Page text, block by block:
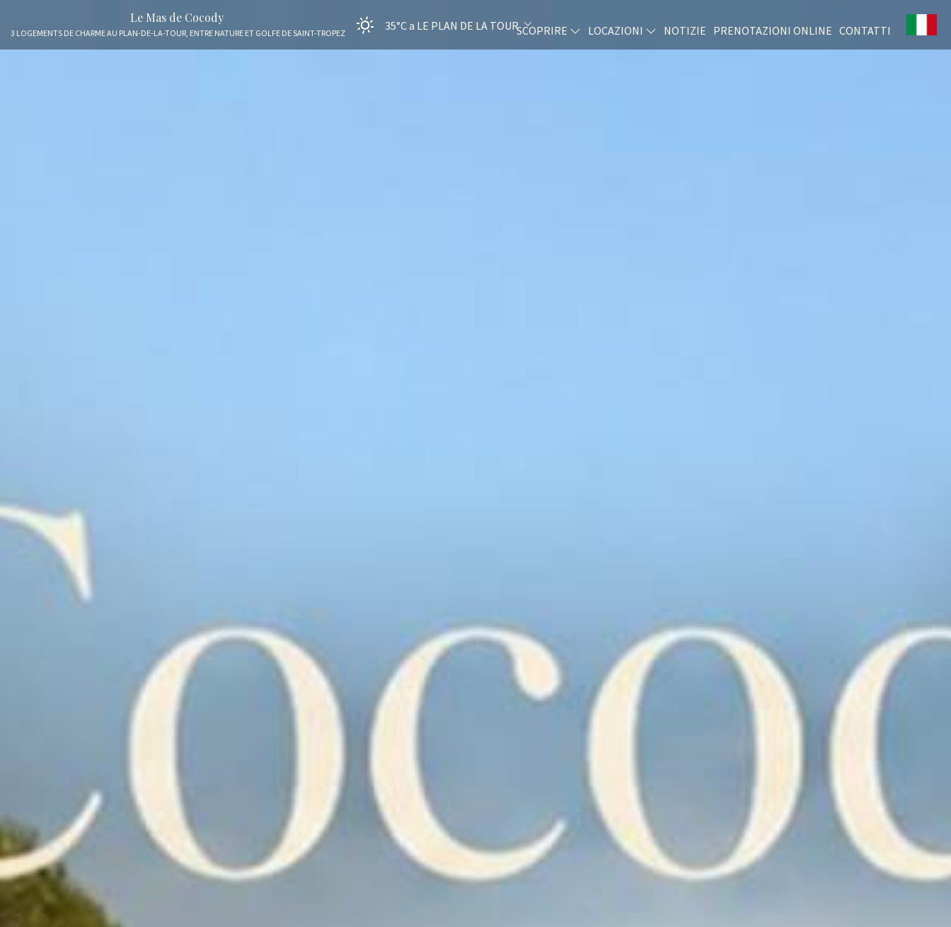
Le Mas de Cocody
3 LOGEMENTS DE CHARME AU PLAN-DE-LA-TOUR, ENTRE NATURE ET GOLFE DE SAINT-TROPEZ
35°Ca LE PLAN DE LA TOURSCOPRIRE LOCAZIONI NOTIZIE PRENOTAZIONI ONLINE CONTATTI